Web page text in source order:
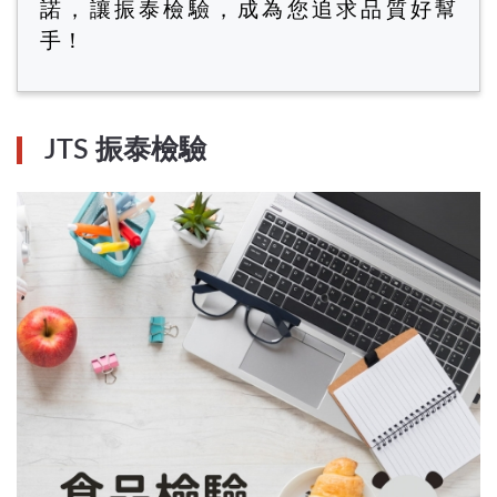
諾，讓振泰檢驗，成為您追求品質好幫
手！
JTS 振泰檢驗